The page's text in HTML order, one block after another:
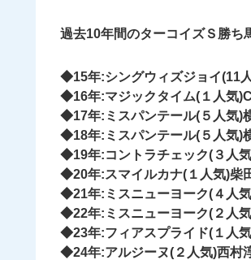
過去10年間のターコイズＳ勝ち
◆15年:シングウィズジョイ(11
◆16年:マジックタイム(１人気
◆17年:ミスパンテール(５人気)
◆18年:ミスパンテール(５人気)
◆19年:コントラチェック(３人
◆20年:スマイルカナ(１人気)柴
◆21年:ミスニューヨーク(４人
◆22年:ミスニューヨーク(２人
◆23年:フィアスプライド(１人
◆24年:アルジーヌ(２人気)西村